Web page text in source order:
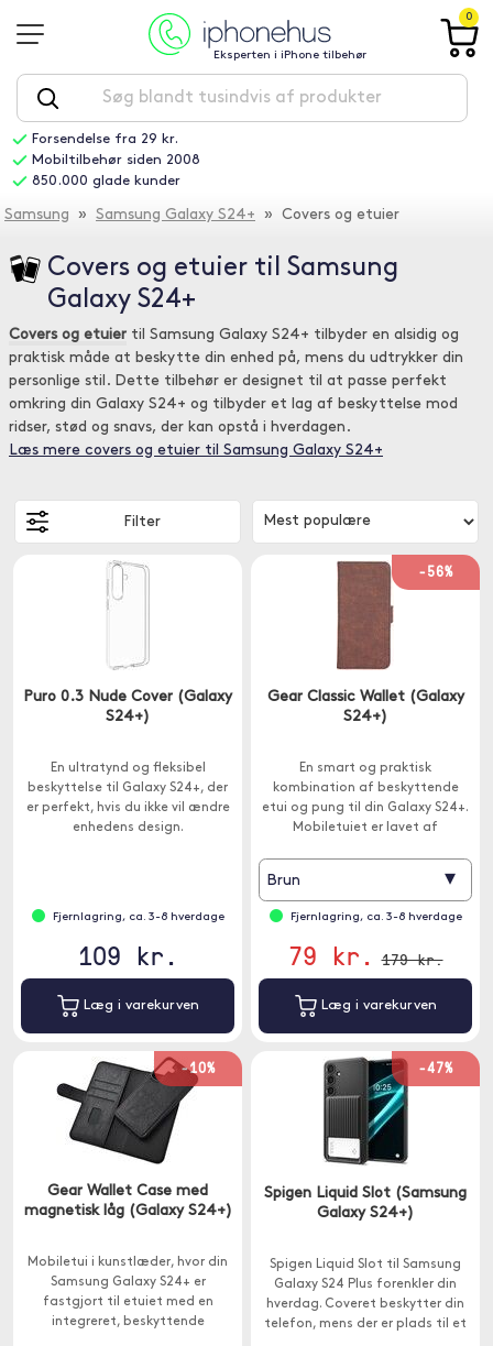
Eksperten i iPhone tilbehør
0
Forsendelse fra 29 kr.
Mobiltilbehør siden 2008
850.000 glade kunder
Samsung » Samsung Galaxy S24+ » Covers og etuier
Covers og etuier til Samsung
Galaxy S24+
Covers og etuier til Samsung Galaxy S24+ tilbyder en alsidig og
praktisk måde at beskytte din enhed på, mens du udtrykker din
personlige stil. Dette tilbehør er designet til at passe perfekt
omkring din Galaxy S24+ og tilbyder et lag af beskyttelse mod
ridser, stød og snavs, der kan opstå i hverdagen.
Læs mere covers og etuier til Samsung Galaxy S24+
Filter
Puro 0.3 Nude Cover (Galaxy
S24+)
En ultratynd og fleksibel
beskyttelse til Galaxy S24+, der
er perfekt, hvis du ikke vil ændre
enhedens design.
Fjernlagring, ca. 3-8 hverdage
109 kr.
Læg i varekurven
-56%
Gear Classic Wallet (Galaxy
S24+)
En smart og praktisk
kombination af beskyttende
etui og pung til din Galaxy S24+.
Mobiletuiet er lavet af
Brun ▾
Fjernlagring, ca. 3-8 hverdage
79 kr. 179 kr.
Læg i varekurven
-10%
Gear Wallet Case med
magnetisk låg (Galaxy S24+)
Mobiletui i kunstlæder, hvor din
Samsung Galaxy S24+ er
fastgjort til etuiet med en
integreret, beskyttende
-47%
Spigen Liquid Slot (Samsung
Galaxy S24+)
Spigen Liquid Slot til Samsung
Galaxy S24 Plus forenkler din
hverdag. Coveret beskytter din
telefon, mens der er plads til et